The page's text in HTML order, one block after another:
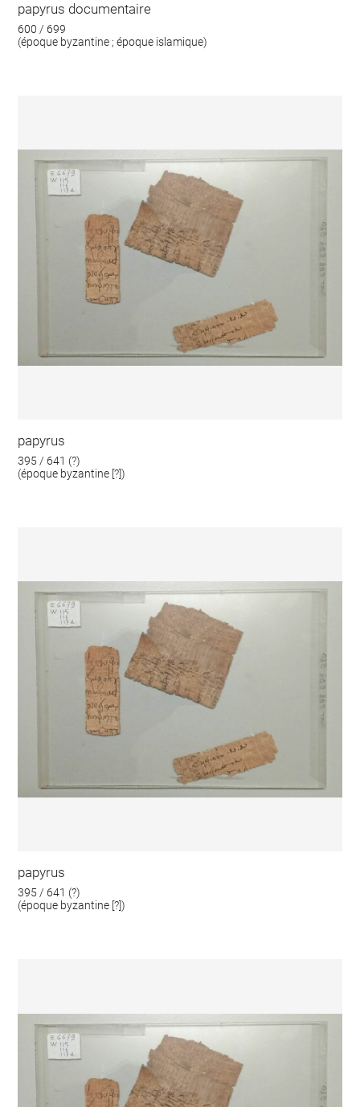
papyrus documentaire
600 / 699
(époque byzantine ; époque islamique)
papyrus
395 / 641 (?)
(époque byzantine [?])
papyrus
395 / 641 (?)
(époque byzantine [?])